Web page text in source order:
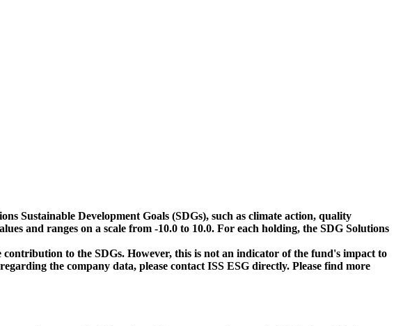
Sustainable Development Goals (SDGs), such as climate action, quality
and ranges on a scale from -10.0 to 10.0. For each holding, the SDG Solutions
contribution to the SDGs. However, this is not an indicator of the fund's impact to
the company data, please contact ISS ESG directly. Please find more